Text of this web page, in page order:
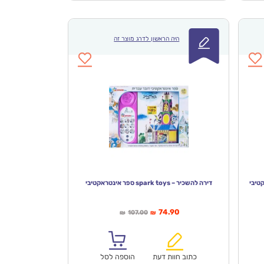
היה הראשון לדרג מוצר זה
דירה להשכיר – spark toys ספר אינטראקטיבי
₪ 107.00המחיר
₪ 74.90
הוא:
כתוב חוות דעת
הוספה לסל